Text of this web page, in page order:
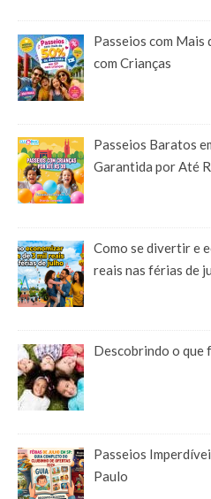
Passeios com Mais
com Crianças
Passeios Baratos
Garantida por Até
Como se divertir e
reais nas férias de
Descobrindo o que
Passeios
Paulo